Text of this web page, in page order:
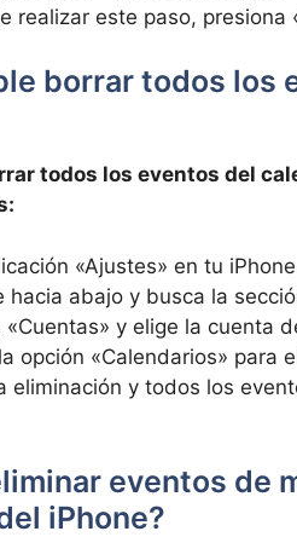
realizar este paso, presiona‍
borrar ⁣todos los
todos los eventos del
«Ajustes» en ​tu
hacia​ abajo y busca‌ la
«Cuentas» y elige la ⁢cuenta
opción «Calendarios» para‌
eliminación ‌y ‌todos los
eventos de
iPhone?